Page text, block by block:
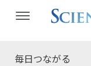
毎日つながる